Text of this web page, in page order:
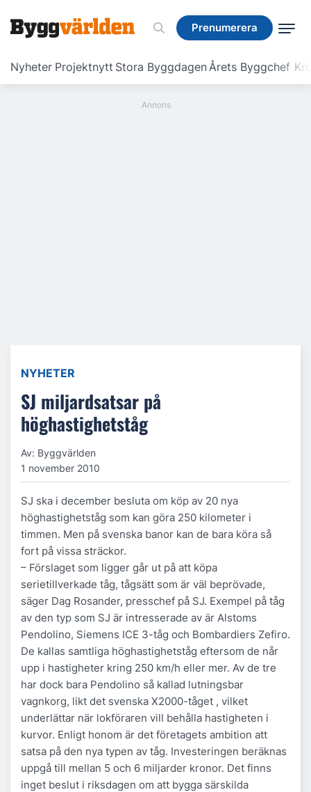
Prenumerera
Nyheter Projektnytt Stora ByggdagenÅrets Byggchef
Prenumerera
NYHETER
SJ miljardsatsar på
höghastighetståg
Av: Byggvärlden
1 november 2010
SJ ska i december besluta om köp av 20 nya
höghastighetståg som kan göra 250 kilometer i
timmen. Men på svenska banor kan de bara köra så
fort på vissa sträckor.
– Förslaget som ligger går ut på att köpa
serietillverkade tåg, tågsätt som är väl beprövade,
säger Dag Rosander, presschef på SJ. Exempel på tåg
av den typ som SJ är intresserade av är Alstoms
Pendolino, Siemens ICE 3-tåg och Bombardiers Zefiro.
De kallas samtliga höghastighetståg eftersom de når
upp i hastigheter kring 250 km/h eller mer. Av de tre
har dock bara Pendolino så kallad lutningsbar
vagnkorg, likt det svenska X2000-tåget , vilket
underlättar när lokföraren vill behålla hastigheten i
kurvor. Enligt honom är det företagets ambition att
satsa på den nya typen av tåg. Investeringen beräknas
uppgå till mellan 5 och 6 miljarder kronor. Det finns
inget beslut i riksdagen om att bygga särskilda